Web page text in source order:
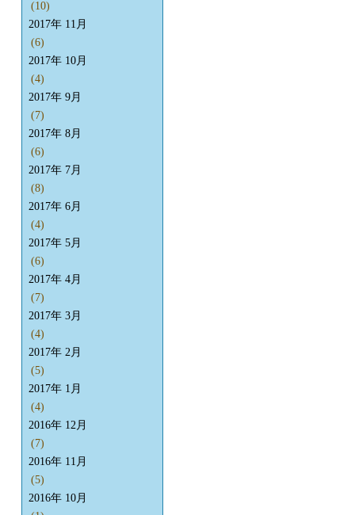
(10)
2017年 11月
(6)
2017年 10月
(4)
2017年 9月
(7)
2017年 8月
(6)
2017年 7月
(8)
2017年 6月
(4)
2017年 5月
(6)
2017年 4月
(7)
2017年 3月
(4)
2017年 2月
(5)
2017年 1月
(4)
2016年 12月
(7)
2016年 11月
(5)
2016年 10月